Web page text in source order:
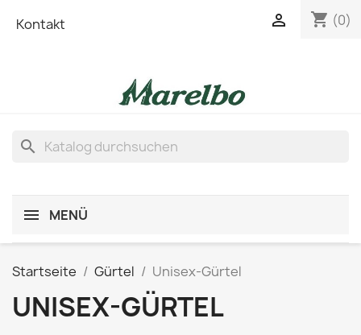
Kontakt shopping_cart (0)

search
MENÜ
Startseite Gürtel Unisex-Gürtel
UNISEX-GÜRTEL